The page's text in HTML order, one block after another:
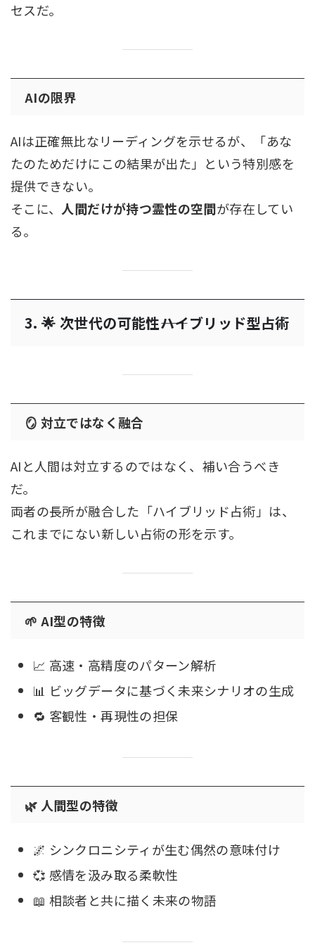
セスだ。
AIの限界
AIは正確無比なリーディングを示せるが、「あな
たのためだけにこの結果が出た」という特別感を
提供できない。
そこに、 人間だけが持つ霊性の空間が存在してい
る。
3. 🌟 次世代の可能性――ハイブリッド型占術
🪞 対立ではなく融合
AIと人間は対立するのではなく、補い合うべき
だ。
両者の長所が融合した「ハイブリッド占術」は、
これまでにない新しい占術の形を示す。
🌱 AI型の特徴
📈 高速・高精度のパターン解析
📊 ビッグデータに基づく未来シナリオの生成
🔁 客観性・再現性の担保
🌿 人間型の特徴
🌌 シンクロニシティが生む偶然の意味付け
💞 感情を汲み取る柔軟性
📖 相談者と共に描く未来の物語